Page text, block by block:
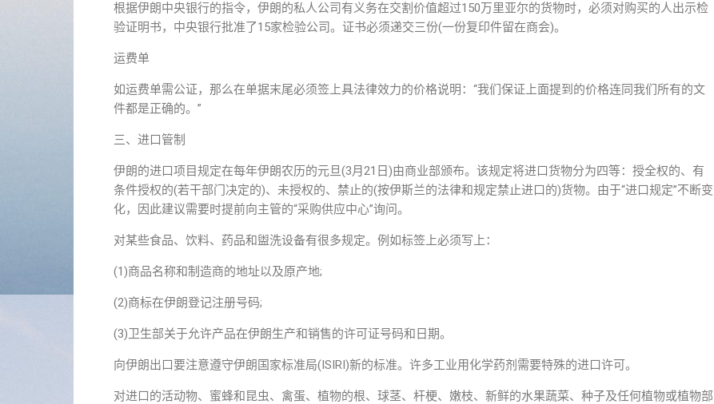
根据伊朗中央银行的指令，伊朗的私人公司有义务在交割价值超过150万里亚尔的货物时，必须对购买的人出示检
验证明书，中央银行批准了15家检验公司。证书必须递交三份(一份复印件留在商会)。
运费单
如运费单需公证，那么在单据末尾必须签上具法律效力的价格说明：“我们保证上面提到的价格连同我们所有的文
件都是正确的。”
三、进口管制
伊朗的进口项目规定在每年伊朗农历的元旦(3月21日)由商业部颁布。该规定将进口货物分为四等：授全权的、有
条件授权的(若干部门决定的)、未授权的、禁止的(按伊斯兰的法律和规定禁止进口的)货物。由于“进口规定”不断变
化，因此建议需要时提前向主管的“采购供应中心”询问。
对某些食品、饮料、药品和盥洗设备有很多规定。例如标签上必须写上：
(1)商品名称和制造商的地址以及原产地;
(2)商标在伊朗登记注册号码;
(3)卫生部关于允许产品在伊朗生产和销售的许可证号码和日期。
向伊朗出口要注意遵守伊朗国家标准局(ISIRI)新的标准。许多工业用化学药剂需要特殊的进口许可。
对进口的活动物、蜜蜂和昆虫、禽蛋、植物的根、球茎、杆梗、嫩枝、新鲜的水果蔬菜、种子及任何植物或植物部